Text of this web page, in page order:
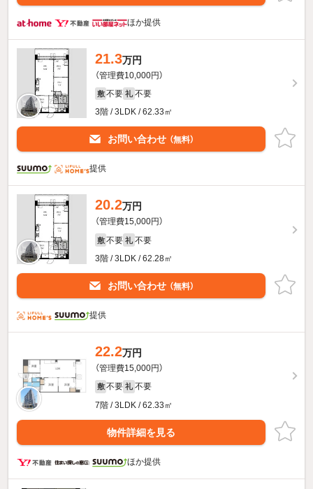
ほか提供
21.3万円
（管理費10,000円）
敷 不要 礼 不要
3階 / 3LDK / 62.33㎡
お問い合わせ （無料）
提供
20.2万円
（管理費15,000円）
敷 不要 礼 不要
3階 / 3LDK / 62.28㎡
お問い合わせ （無料）
提供
22.2万円
（管理費15,000円）
敷 不要 礼 不要
7階 / 3LDK / 62.33㎡
物件詳細を見る
ほか提供